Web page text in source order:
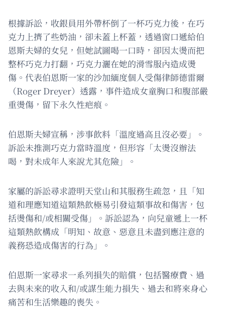
根據訴訟，收銀員用外帶杯倒了一杯巧克力後，在巧
克力上擠了些奶油，卻未蓋上杯蓋，透過窗口遞給伯
恩斯夫婦的女兒，但她試圖喝一口時，卻因太燙而把
整杯巧克力打翻，巧克力灑在她的滑雪服內造成燙
傷。代表伯恩斯一家的沙加緬度個人受傷律師德雷爾
（Roger Dreyer）透露，事件造成女童胸口和腹部嚴
重燙傷，留下永久性疤痕。
伯恩斯夫婦宣稱，涉事飲料「溫度過高且沒必要」。
訴訟未推測巧克力當時溫度，但形容「太燙沒辦法
喝，對未成年人來說尤其危險」。
家屬的訴訟尋求證明天堂山和其服務生疏忽，且「知
道和理應知道這類熱飲極易引發這類事故和傷害，包
括燙傷和/或相關受傷」。訴訟認為，向兒童遞上一杯
這類熱飲構成「明知、故意、惡意且未盡到應注意的
義務恐造成傷害的行為」。
伯恩斯一家尋求一系列損失的賠償，包括醫療費、過
去與未來的收入和/或謀生能力損失、過去和將來身心
痛苦和生活樂趣的喪失。